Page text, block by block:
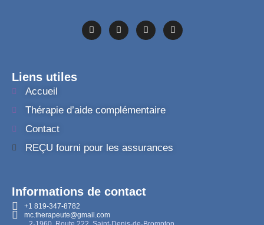
Liens utiles
Accueil
Thérapie d’aide complémentaire
Contact
REÇU fourni pour les assurances
Informations de contact
+1 819-347-8782
mc.therapeute@gmail.com